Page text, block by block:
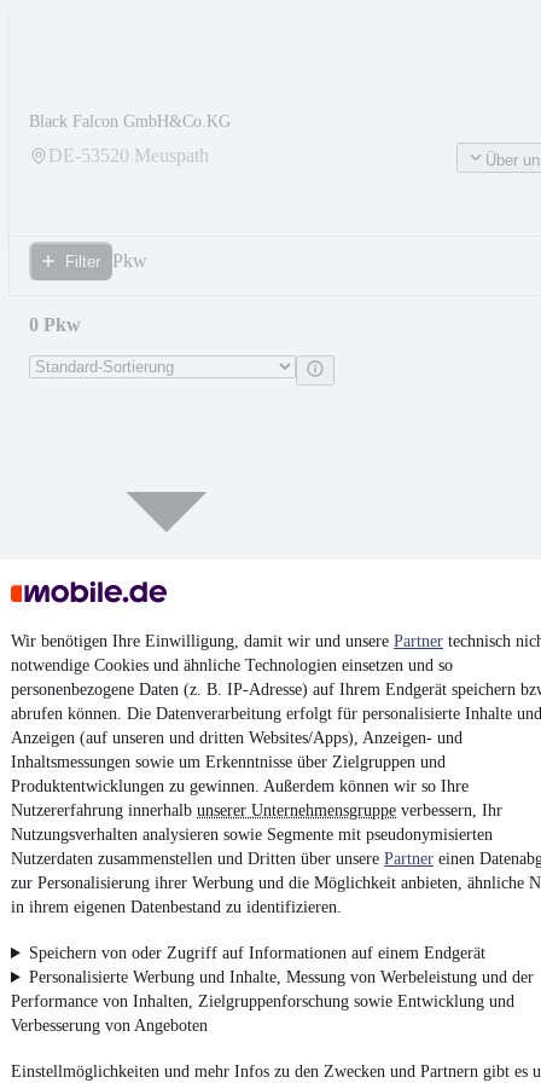
Wir benötigen Ihre Einwilligung, damit wir und unsere Partner technisch
notwendige Cookies und ähnliche Technologien einsetzen und so
personenbezogene Daten (z. B. IP-Adresse) auf Ihrem Endgerät speichern
abrufen können. Die Datenverarbeitung erfolgt für personalisierte Inhalte und
Anzeigen (auf unseren und dritten Websites/Apps), Anzeigen- und
Inhaltsmessungen sowie um Erkenntnisse über Zielgruppen und
Produktentwicklungen zu gewinnen. Außerdem können wir so Ihre
Nutzererfahrung innerhalb unserer Unternehmensgruppe verbessern, Ihr
Nutzungsverhalten analysieren sowie Segmente mit pseudonymisierten
Nutzerdaten zusammenstellen und Dritten über unsere Partner einen
zur Personalisierung ihrer Werbung und die Möglichkeit anbieten, ähnliche
in ihrem eigenen Datenbestand zu identifizieren.
Speichern von oder Zugriff auf Informationen auf einem Endgerät
Personalisierte Werbung und Inhalte, Messung von Werbeleistung und der
Performance von Inhalten, Zielgruppenforschung sowie Entwicklung und
Verbesserung von Angeboten
Einstellmöglichkeiten und mehr Infos zu den Zwecken und Partnern gibt es
Black Falcon GmbH&Co.KG
DE-53520 Meuspath Über
Filter Pkw
0 Pkw
Keine Inserate gefunden
¹MwSt. ausweisbar
Nutze mobile.de schnell und einfach
App installieren